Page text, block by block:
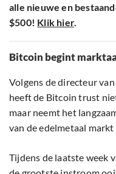
alle nieuwe en
$500! Klik hier.
Bitcoin begint
Volgens de directeur
heeft de Bitcoin trust niet
maar neemt het
van de edelmetaal markt
Tijdens de laatste week